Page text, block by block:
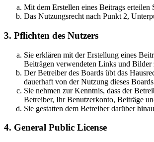
Mit dem Erstellen eines Beitrags
Das Nutzungsrecht nach Punkt 2,
3. Pflichten des Nutzers
Sie erklären mit der Erstellung eines
Beiträgen verwendeten Links und Bilder
Der Betreiber des Boards übt das
dauerhaft von der Nutzung dieses
Sie nehmen zur Kenntnis, dass der
Betreiber, Ihr Benutzerkonto, Beiträge
Sie gestatten dem Betreiber darüber
4. General Public License